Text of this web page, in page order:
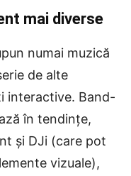
mai diverse
numai muzică
de alte
interactive. Band-
în tendințe,
și DJi (care pot
vizuale),